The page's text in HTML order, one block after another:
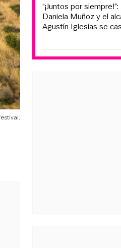
“¡Juntos por siempre!”:
Daniela Muñoz y el
Agustín Iglesias se